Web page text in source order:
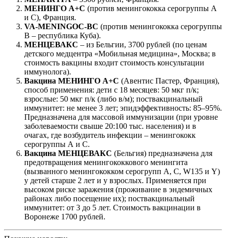
МЕНИНГО А+С (против менингококка серогруппы А
и С), Франция.
VA-MENINGOC-BC (против менингококка серогруппы
В – республика Куба).
МЕНЦЕВАКС – из Бельгии, 3700 рублей (по ценам
детского медцентра «Мобильная медицина», Москва; в
стоимость вакцины входит стоимость консультации
иммунолога).
Вакцина МЕНИНГО А+С (Авентис Пастер, Франция),
способ применения: дети с 18 месяцев: 50 мкг п/к;
взрослые: 50 мкг п/к (либо в/м); поствакцинальный
иммунитет: не менее 3 лет; эпидэффективность: 85–95%.
Предназначена для массовой иммунизации (при уровне
заболеваемости свыше 20:100 тыс. населения) и в
очагах, где возбудитель инфекции – менингококк
серогруппы А и С.
Вакцина МЕНЦЕВАКС (Бельгия) предназначена для
предотвращения менингококкового менингита
(вызванного менингококком серогрупп A, C, W135 и Y)
у детей старше 2 лет и у взрослых. Применяется при
высоком риске заражения (проживание в эндемичных
районах либо посещение их); поствакцинальный
иммунитет: от 3 до 5 лет. Стоимость вакцинации в
Воронеже 1700 рублей.